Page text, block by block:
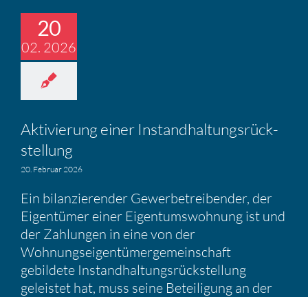
20
02. 2026
Aktivie­rung einer Instand­hal­tungs­rück­
stel­lung
20. Februar 2026
Ein bilanzierender Gewerbetreibender, der
Eigentümer einer Eigentumswohnung ist und
der Zahlungen in eine von der
Wohnungseigentümergemeinschaft
gebildete Instandhaltungsrückstellung
geleistet hat, muss seine Beteiligung an der